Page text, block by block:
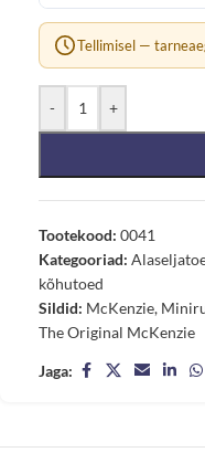
Tellimisel —
- +
Tootekood: 0041
Kategooriad:
kõhutoed
Sildid: McKenzie,
The Original McKenzie
Jaga: